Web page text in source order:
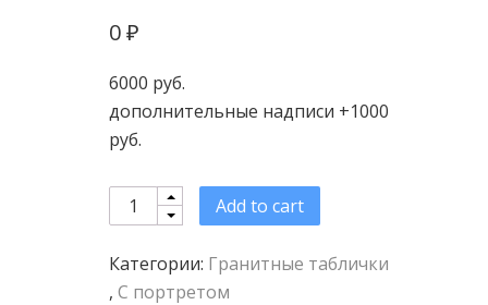
0₽
6000 руб.
дополнительные надписи +1000
руб.
Quantity Add to cart
Категории: Гранитные таблички
, С портретом